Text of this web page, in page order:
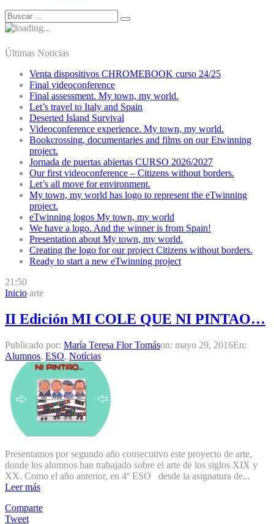
Últimas Noticias
Venta dispositivos CHROMEBOOK curso 24/25
Final videoconference
Final assessment. My town, my world.
Let’s travel to Italy and Spain
Deserted Island Survival
Videoconference experience. My town, my world.
Bookcrossing, documentaries and films on our Etwinning
project.
Jornada de puertas abiertas CURSO 2026/2027
Our first videoconference – Citizens without borders.
Let’s all move for environment.
My town, my world has logo to represent the eTwinning
project.
eTwinning logos My town, my world
We have a logo. And the winner is from Spain!
Presentation about My town, my world.
Creating the logo for our project Citizens without borders.
Ready to start a new eTwinning project
21:50
Inicio arte
II Edición MI COLE QUE NI PINTAO…
Publicado por: María Teresa Flor Tomáson: mayo 29, 2016En:
Alumnos, ESO, Notícias
Presentamos por segundo año consecutivo este proyecto de arte,
donde los alumnos han trabajado sobre el arte de los siglos XIX y
XX. Como el año anterior, en 4º ESO desde la asignatura de...
Leer más
Comparte
Tweet